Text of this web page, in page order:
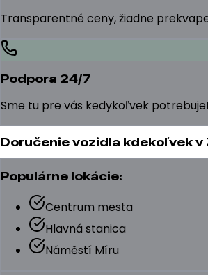
Transparentné ceny, žiadne
Podpora 24/7
Sme tu pre vás kedykoľvek
Doručenie vozidla kdekoľvek v
Populárne lokácie:
Centrum mesta
Hlavná stanica
Náměstí Míru